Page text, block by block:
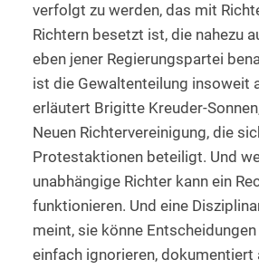
verfolgt zu werden, das mit
Richtern besetzt ist, die nahezu
eben jener Regierungspartei
ist die Gewaltenteilung insoweit
erläutert Brigitte Kreuder-
Neuen Richtervereinigung, die
Protestaktionen beteiligt. Und
unabhängige Richter kann ein
funktionieren. Und eine
meint, sie könne Entscheidungen
einfach ignorieren, dokumentiert